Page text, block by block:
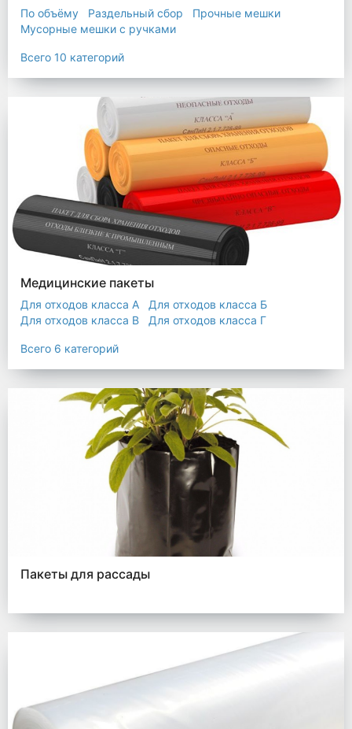
По объёму Раздельный сбор
Прочные мешки
Мусорные мешки с ручками
Прозрачные мешки
Мешки строительные
Мешок для листьев
Всего 10 категорий
Медицинские пакеты
Для отходов класса А
Для отходов класса Б
Для отходов класса В
Для отходов класса Г
Пакеты термостойкие для утилизатора
Всего 6 категорий
Пакеты для рассады